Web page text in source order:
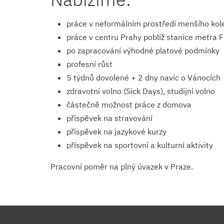
práce v neformálním prostředí menšího
práce v centru Prahy poblíž stanice metra
po zapracování výhodné platové podmínky
profesní růst
5 týdnů dovolené + 2 dny navíc o Vánocích
zdravotní volno (Sick Days), studijní volno
částečně možnost práce z domova
příspěvek na stravování
příspěvek na jazykové kurzy
příspěvek na sportovní a kulturní aktivity
Pracovní poměr na plný úvazek v Praze.